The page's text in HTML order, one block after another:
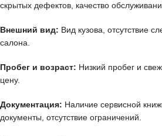
скрытых дефектов, качество
Внешний вид: Вид кузова, отсутствие
салона.
Пробег и возраст: Низкий пробег и
цену.
Документация: Наличие сервисной
документы, отсутствие ограничений.